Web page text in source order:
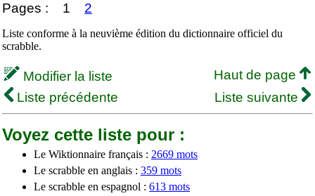
Pages : 1 2
Liste conforme à la neuvième édition du dictionnaire officiel du
scrabble.
Modifier la liste
Haut de page
Liste précédente
Liste suivante
Voyez cette liste pour :
Le Wiktionnaire français : 2669 mots
Le scrabble en anglais : 359 mots
Le scrabble en espagnol : 613 mots